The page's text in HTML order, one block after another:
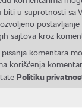
u suprotnosti sa
sajtova kroz
komentara
korišćenja
Politiku